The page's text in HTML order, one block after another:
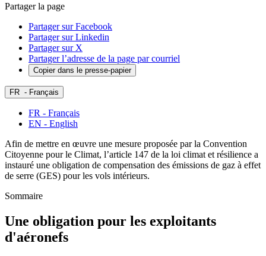
Partager la page
Partager sur Facebook
Partager sur Linkedin
Partager sur X
Partager l’adresse de la page par courriel
Copier dans le presse-papier
FR - Français
FR - Français
EN - English
Afin de mettre en œuvre une mesure proposée par la Convention
Citoyenne pour le Climat, l’article 147 de la loi climat et résilience a
instauré une obligation de compensation des émissions de gaz à effet
de serre (GES) pour les vols intérieurs.
Sommaire
Une obligation pour les exploitants
d'aéronefs